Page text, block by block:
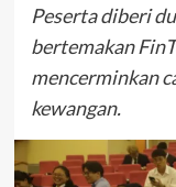
Peserta diberi
bertemakan
mencerminkan
kewangan.